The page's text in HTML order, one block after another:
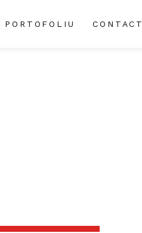
PORTOFOLIU CONTACT